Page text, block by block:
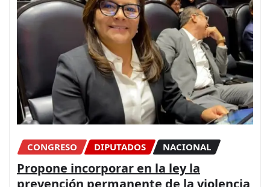
CONGRESO DIPUTADOS NACIONAL
Propone incorporar en la ley la
prevención permanente de la violencia